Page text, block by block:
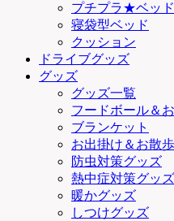
プチプラ★ベッド
寝袋型ベッド
クッション
ドライブグッズ
グッズ
グッズ一覧
フードボール＆
ブランケット
お出掛け＆お散
防虫対策グッズ
熱中症対策グッズ
暖かグッズ
しつけグッズ